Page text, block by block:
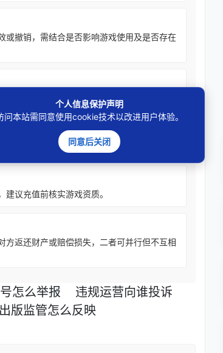
或撤销，需结合是否影响游戏使用及是否存在
，但玩家民事退款诉求需另行举证。
名称和出版单位是否一致。
议充值前核实游戏资质。
方返还财产或赔偿损失，二者可并行但不互相
怎么举报
违规运营向谁投诉
出版监管怎么反映
个人信息保护声明
问本站需同意使用cookie技术以改进用户体验。
同意后关闭